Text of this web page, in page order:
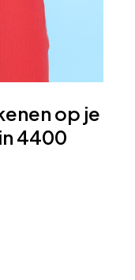
op je
4400